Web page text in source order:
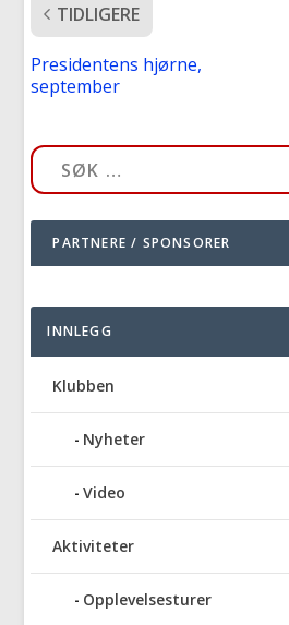
TIDLIGERE
Presidentens hjørne,
september
PARTNERE / SPONSORER
INNLEGG
Klubben
Nyheter
Video
Aktiviteter
Opplevelsesturer